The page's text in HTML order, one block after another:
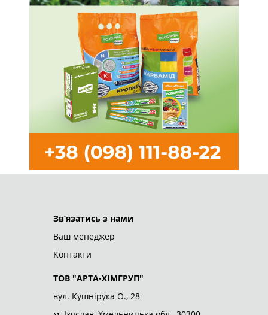
ТОВ "АРТА-ХІМГРУП"© 2026
Зв’язатись з нами
Ваш менеджер
Контакти
ТОВ "АРТА-ХІМГРУП"
вул. Кушнірука О., 28